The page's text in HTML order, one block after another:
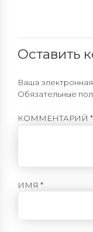
Оставить
Ваша
Обязательные
КОММЕНТАРИЙ *
ИМЯ *